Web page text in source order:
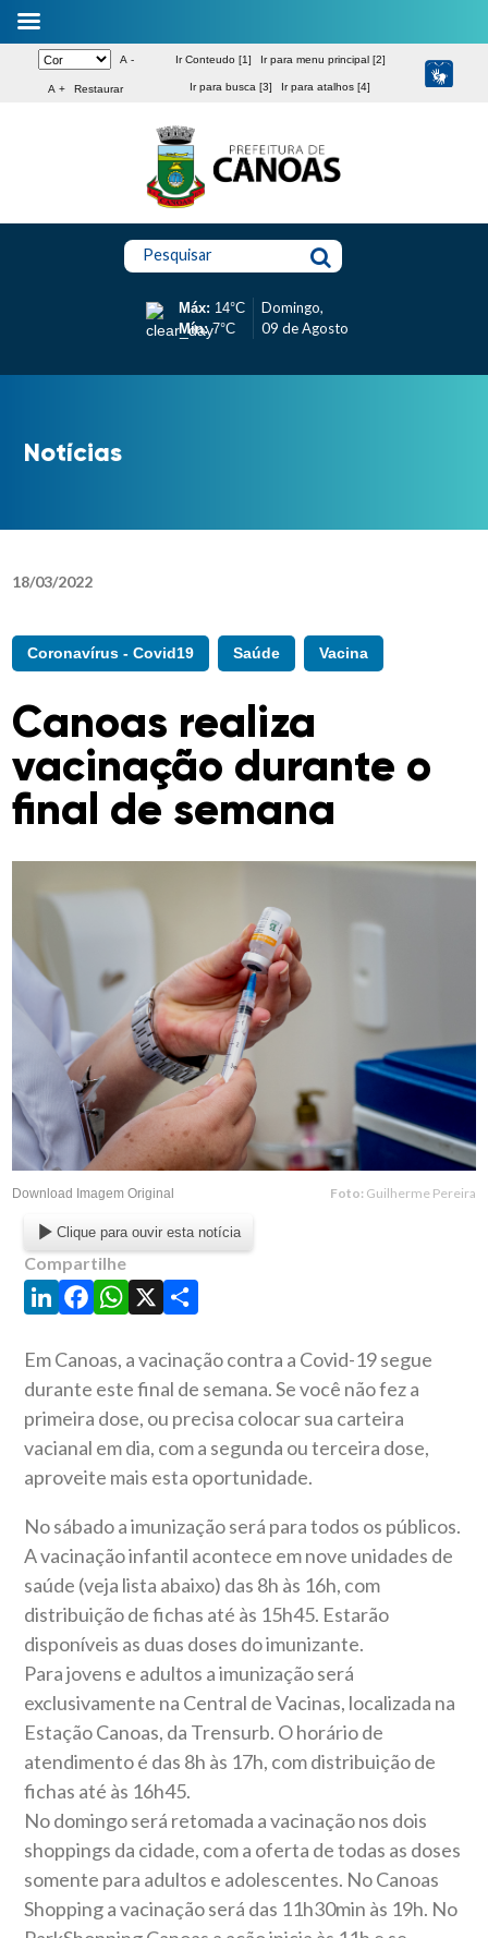
A -
A + Restaurar
Ir Conteudo [1] Ir para menu principal [2]
Ir para busca [3] Ir para atalhos [4]
Pesquisar
Máx: 14°C
Mín:7°C
Domingo,
09 de Agosto
Notícias
18/03/2022
Coronavírus - Covid19 Saúde Vacina
Canoas realiza
vacinação durante o
final de semana
Download Imagem Original Foto: Guilherme Pereira
Clique para ouvir esta notícia
Compartilhe
LinkedIn
Facebook
WhatsApp
X Share
Em Canoas, a vacinação contra a Covid-19 segue
durante este final de semana. Se você não fez a
primeira dose, ou precisa colocar sua carteira
vacianal em dia, com a segunda ou terceira dose,
aproveite mais esta oportunidade.
No sábado a imunização será para todos os públicos.
A vacinação infantil acontece em nove unidades de
saúde (veja lista abaixo) das 8h às 16h, com
distribuição de fichas até às 15h45. Estarão
disponíveis as duas doses do imunizante.
Para jovens e adultos a imunização será
exclusivamente na Central de Vacinas, localizada na
Estação Canoas, da Trensurb. O horário de
atendimento é das 8h às 17h, com distribuição de
fichas até às 16h45.
No domingo será retomada a vacinação nos dois
shoppings da cidade, com a oferta de todas as doses
somente para adultos e adolescentes. No Canoas
Shopping a vacinação será das 11h30min às 19h. No